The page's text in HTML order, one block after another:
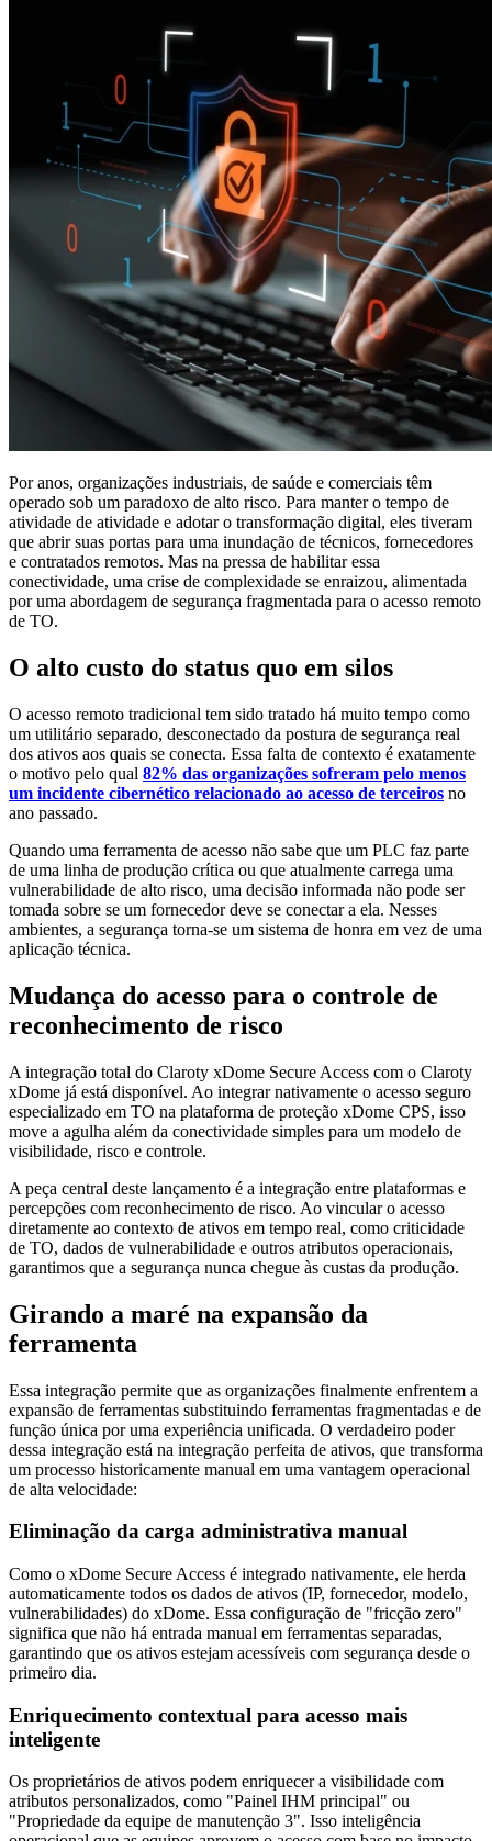
Por anos, organizações industriais, de saúde e comerciais têm
operado sob um paradoxo de alto risco. Para manter o tempo de
atividade de atividade e adotar o transformação digital, eles tiveram
que abrir suas portas para uma inundação de técnicos, fornecedores
e contratados remotos. Mas na pressa de habilitar essa
conectividade, uma crise de complexidade se enraizou, alimentada
por uma abordagem de segurança fragmentada para o acesso remoto
de TO.
O alto custo do status quo em silos
O acesso remoto tradicional tem sido tratado há muito tempo como
um utilitário separado, desconectado da postura de segurança real
dos ativos aos quais se conecta. Essa falta de contexto é exatamente
o motivo pelo qual 82% das organizações sofreram pelo menos
um incidente cibernético relacionado ao acesso de terceiros no
ano passado.
Quando uma ferramenta de acesso não sabe que um PLC faz parte
de uma linha de produção crítica ou que atualmente carrega uma
vulnerabilidade de alto risco, uma decisão informada não pode ser
tomada sobre se um fornecedor deve se conectar a ela. Nesses
ambientes, a segurança torna-se um sistema de honra em vez de uma
aplicação técnica.
Mudança do acesso para o controle de
reconhecimento de risco
A integração total do Claroty xDome Secure Access com o Claroty
xDome já está disponível. Ao integrar nativamente o acesso seguro
especializado em TO na plataforma de proteção xDome CPS, isso
move a agulha além da conectividade simples para um modelo de
visibilidade, risco e controle.
A peça central deste lançamento é a integração entre plataformas e
percepções com reconhecimento de risco. Ao vincular o acesso
diretamente ao contexto de ativos em tempo real, como criticidade
de TO, dados de vulnerabilidade e outros atributos operacionais,
garantimos que a segurança nunca chegue às custas da produção.
Girando a maré na expansão da
ferramenta
Essa integração permite que as organizações finalmente enfrentem a
expansão de ferramentas substituindo ferramentas fragmentadas e de
função única por uma experiência unificada. O verdadeiro poder
dessa integração está na integração perfeita de ativos, que transforma
um processo historicamente manual em uma vantagem operacional
de alta velocidade:
Eliminação da carga administrativa manual
Como o xDome Secure Access é integrado nativamente, ele herda
automaticamente todos os dados de ativos (IP, fornecedor, modelo,
vulnerabilidades) do xDome. Essa configuração de "fricção zero"
significa que não há entrada manual em ferramentas separadas,
garantindo que os ativos estejam acessíveis com segurança desde o
primeiro dia.
Enriquecimento contextual para acesso mais
inteligente
Os proprietários de ativos podem enriquecer a visibilidade com
atributos personalizados, como "Painel IHM principal" ou
"Propriedade da equipe de manutenção 3". Isso inteligência